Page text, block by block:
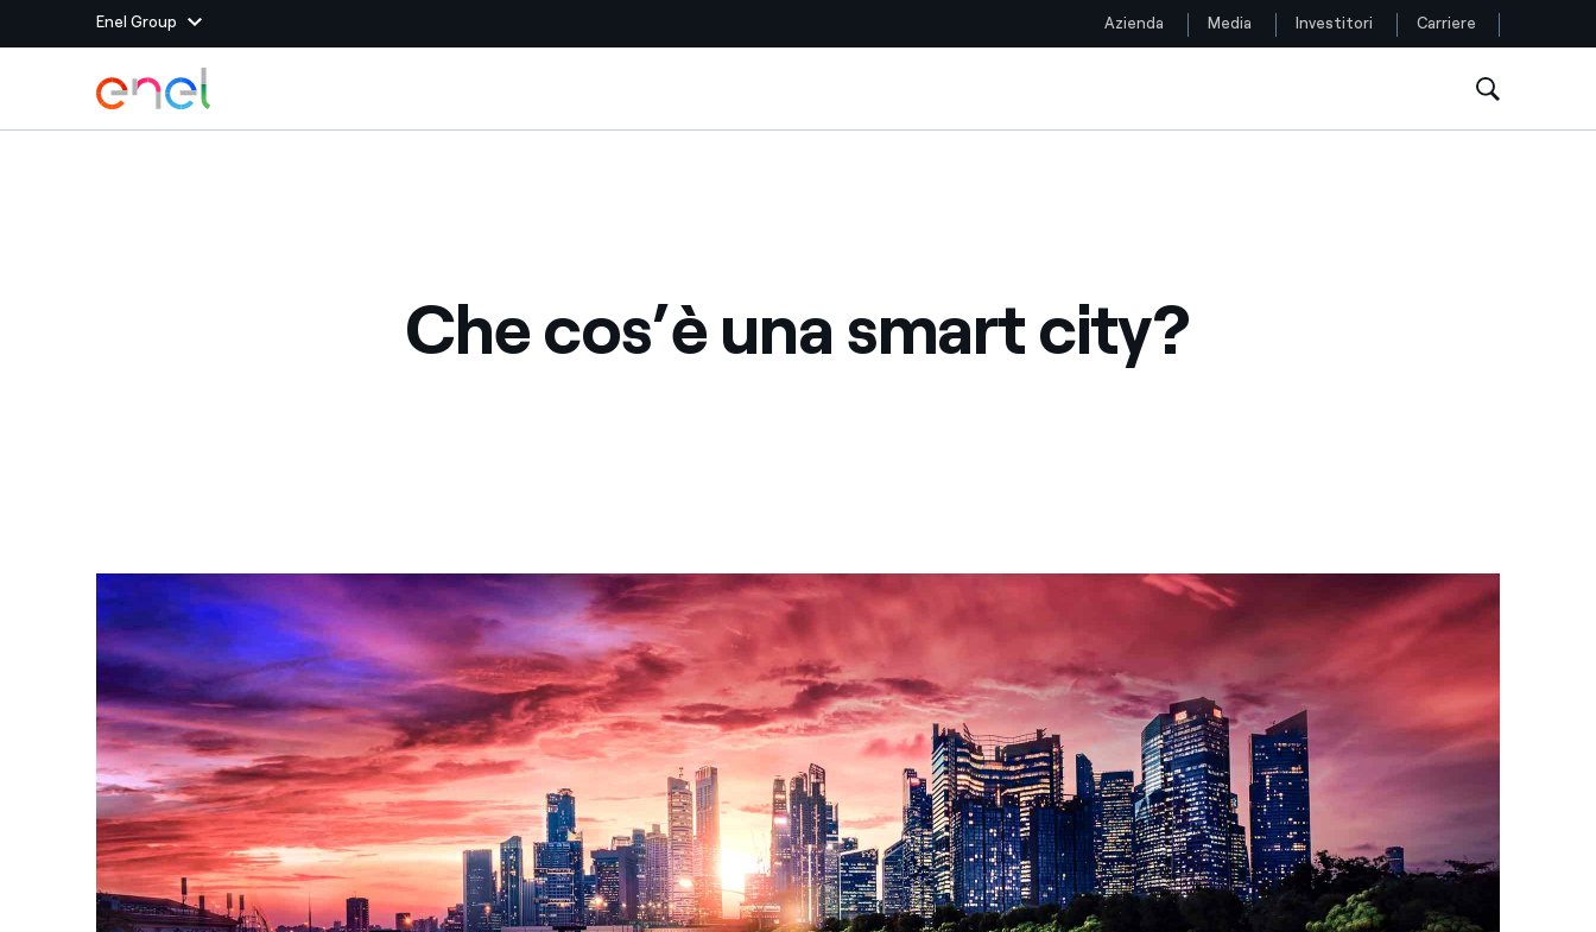
Enel Group
Siti del Gruppo
Un ecosistema globale per dare energia al futuro
Enel Cuore
Sosteniamo le iniziative delle organizzazioni non
profit
Ethical Channel Il canale dove segnalare violazioni delle nostre policy
Archivio Storico Raccontiamo la storia dell'elettricità in Italia
Siti Paese
Cile
Nord America
Seguici
Vai al contenuto principale
Azienda Media Investitori Carriere
Che cos’è una smart city?